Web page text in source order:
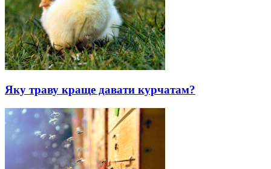
Яку траву краще давати курчатам?